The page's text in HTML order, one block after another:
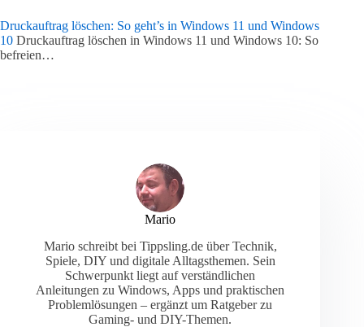
Druckauftrag löschen: So geht’s in Windows 11 und Windows
10 Druckauftrag löschen in Windows 11 und Windows 10: So
befreien…
Mario
Mario schreibt bei Tippsling.de über Technik,
Spiele, DIY und digitale Alltagsthemen. Sein
Schwerpunkt liegt auf verständlichen
Anleitungen zu Windows, Apps und praktischen
Problemlösungen – ergänzt um Ratgeber zu
Gaming- und DIY-Themen.